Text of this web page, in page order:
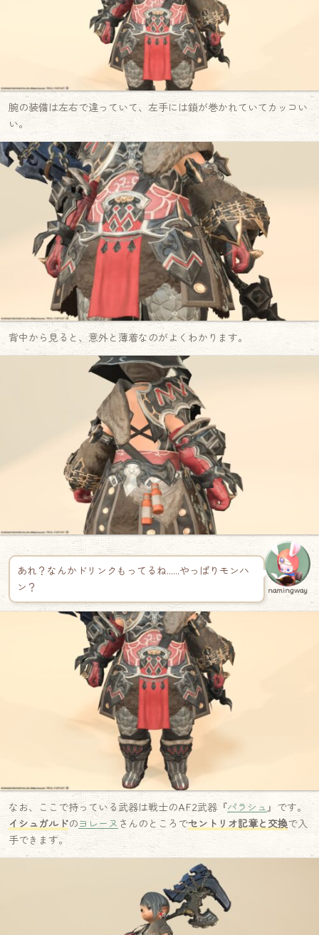
腕の装備は左右で違っていて、左手には鎖が巻かれていてカッコい
い。
背中から見ると、意外と薄着なのがよくわかります。
あれ？なんかドリンクもってるね……やっぱりモンハ
ン？
namingway
なお、ここで持っている武器は戦士のAF2武器『パラシュ』です。
イシュガルドのヨレーヌ さんのところでセントリオ記章と交換で入
手できます。